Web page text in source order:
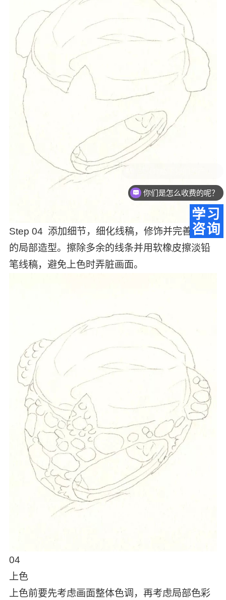
Step 04 添加细节，细化线稿，修饰并完善画面
的局部造型。擦除多余的线条并用软橡皮擦淡铅
笔线稿，避免上色时弄脏画面。
04
上色
上色前要先考虑画面整体色调，再考虑局部色彩
你们是怎么收费的呢？